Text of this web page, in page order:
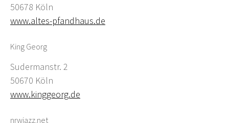
50678 Köln
www.altes-pfandhaus.de
King Georg
Sudermanstr. 2
50670 Köln
www.kinggeorg.de
nrwjazz.net